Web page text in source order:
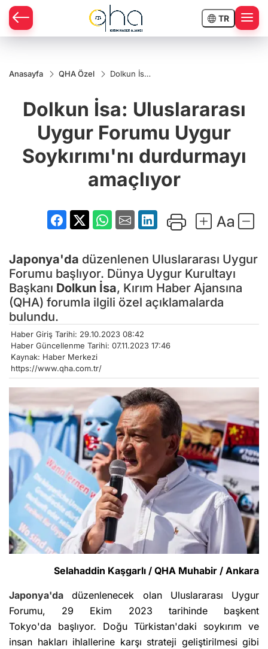
TR
Anasayfa QHA Özel
Dolkun İsa:
Forumu
Uygur
durdurmayı
amaçlıyor
Dolkun İsa: Uluslararası
Uygur Forumu Uygur
Soykırımı'nı durdurmayı
amaçlıyor
Japonya'da düzenlenen Uluslararası Uygur
Forumu başlıyor. Dünya Uygur Kurultayı
Başkanı Dolkun İsa, Kırım Haber Ajansına
(QHA) forumla ilgili özel açıklamalarda
bulundu.
Haber Giriş Tarihi: 29.10.2023 08:42
Haber Güncellenme Tarihi: 07.11.2023 17:46
Kaynak: Haber Merkezi
https://www.qha.com.tr/
Selahaddin Kaşgarlı / QHA Muhabir / Ankara
Japonya'da düzenlenecek olan Uluslararası Uygur
Forumu, 29 Ekim 2023 tarihinde başkent
Tokyo'da başlıyor. Doğu Türkistan'daki soykırım ve
insan hakları ihlallerine karşı strateji geliştirilmesi gibi